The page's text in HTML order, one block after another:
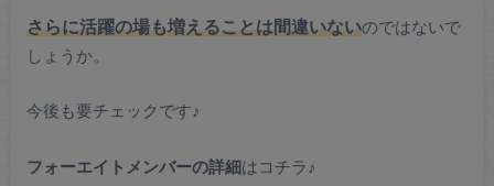
さらに活躍の場も増えることは間違いないのではないで
しょうか。
今後も要チェックです♪
フォーエイトメンバーの詳細はコチラ♪